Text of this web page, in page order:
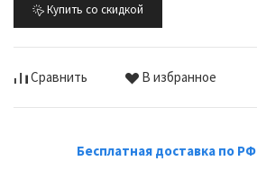
Купить со скидкой
Сравнить В избранное
Бесплатная доставка по РФ